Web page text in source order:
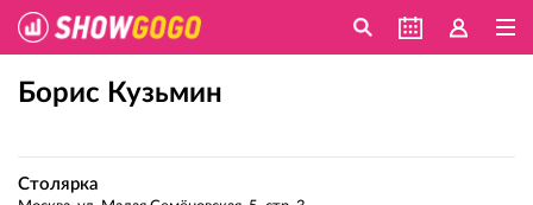
Борис Кузьмин
Столярка